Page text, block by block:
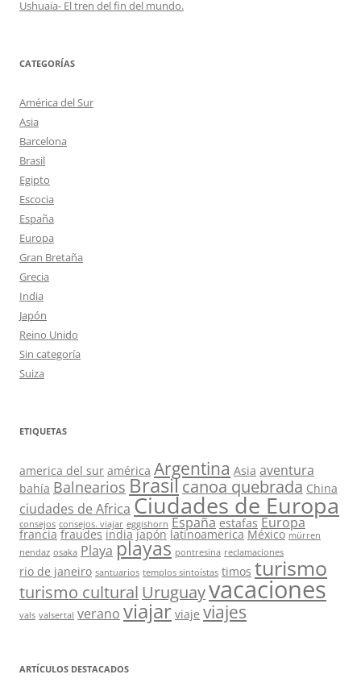
Ushuaia- El tren del fin del mundo.
CATEGORÍAS
América del Sur
Asia
Barcelona
Brasil
Egipto
Escocia
España
Europa
Gran Bretaña
Grecia
India
Japón
Reino Unido
Sin categoría
Suiza
ETIQUETAS
america del sur américa Argentina Asia aventura
bahía Balnearios Brasilcanoa quebrada China
ciudades de Africa Ciudades de Europa
consejos consejos. viajar eggishorn España estafas Europa
francia fraudes india japón latinoamerica México mürren
nendaz osaka Playa playas pontresina reclamaciones
rio de janeiro santuarios templos sintoístas timos turismo
turismo cultural Uruguayvacaciones
vals valsertal verano viajar viaje viajes
ARTÍCULOS DESTACADOS